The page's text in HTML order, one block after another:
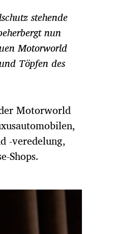
stehende
nun
Motorworld
Töpfen des
Motorworld
-veredelung,
Shops.